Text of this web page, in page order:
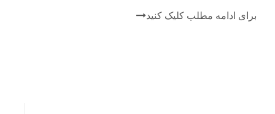
برای ادامه مطلب کلیک کنید